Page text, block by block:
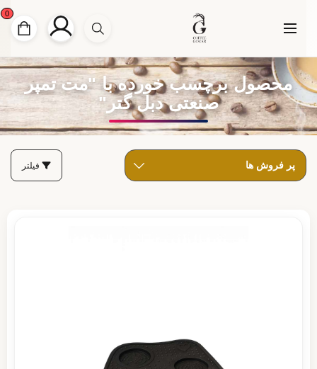
0
محصول برچسب خورده با "مت تمپر
صنعتی دبل گتر"
فیلتر